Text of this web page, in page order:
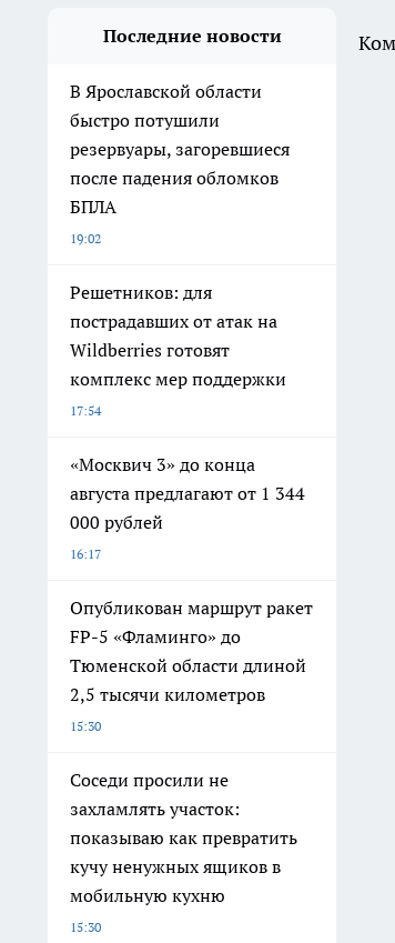
Последние новости
В Ярославской области
быстро потушили
резервуары, загоревшиеся
после падения обломков
БПЛА
19:02
Решетников: для
пострадавших от атак на
Wildberries готовят
комплекс мер поддержки
17:54
«Москвич 3» до конца
августа предлагают от 1 344
000 рублей
16:17
Опубликован маршрут ракет
FP-5 «Фламинго» до
Тюменской области длиной
2,5 тысячи километров
15:30
Соседи просили не
захламлять участок:
показываю как превратить
кучу ненужных ящиков в
мобильную кухню
15:30